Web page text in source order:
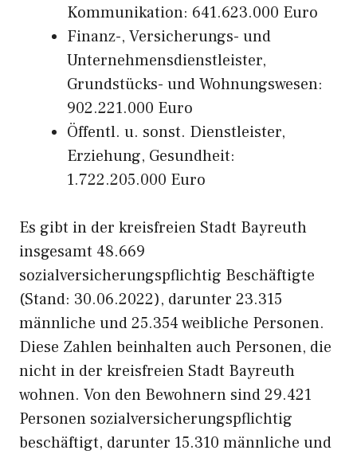
Kommunikation: 641.623.000 Euro
Finanz-, Versicherungs- und
Unternehmensdienstleister,
Grundstücks- und Wohnungswesen:
902.221.000 Euro
Öffentl. u. sonst. Dienstleister,
Erziehung, Gesundheit:
1.722.205.000 Euro
Es gibt in der kreisfreien Stadt Bayreuth
insgesamt 48.669
sozialversicherungspflichtig Beschäftigte
(Stand: 30.06.2022), darunter 23.315
männliche und 25.354 weibliche Personen.
Diese Zahlen beinhalten auch Personen, die
nicht in der kreisfreien Stadt Bayreuth
wohnen. Von den Bewohnern sind 29.421
Personen sozialversicherungspflichtig
beschäftigt, darunter 15.310 männliche und